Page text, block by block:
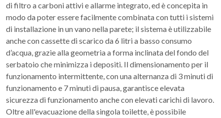
di filtro a carboni attivi e allarme integrato, ed è concepita in
modo da poter essere facilmente combinata con tutti i sistemi
di installazione in un vano nella parete; il sistema è utilizzabile
anche con cassette di scarico da 6 litri a basso consumo
d’acqua, grazie alla geometria a forma inclinata del fondo del
serbatoio che minimizza i depositi. Il dimensionamento per il
funzionamento intermittente, con una alternanza di 3 minuti di
funzionamento e 7 minuti di pausa, garantisce elevata
sicurezza di funzionamento anche con elevati carichi di lavoro.
Oltre all'evacuazione della singola toilette, è possibile